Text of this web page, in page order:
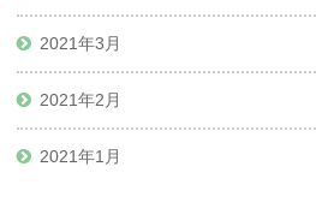
2021年3月
2021年2月
2021年1月